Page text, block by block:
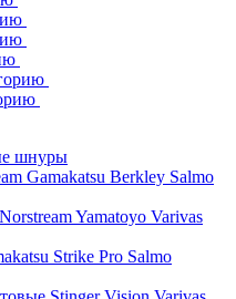
шнуры
Gamakatsu Berkley Salmo
NorstreamYamatoyo Varivas
Strike Pro Salmo